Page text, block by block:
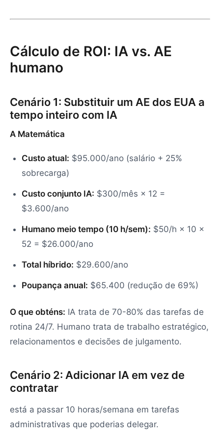
Cálculo de ROI: IA vs. AE
humano
Cenário 1: Substituir um AE dos EUA a
tempo inteiro com IA
A Matemática
Custo atual: $95.000/ano (salário + 25%
sobrecarga)
Custo conjunto IA: $300/mês × 12 =
$3.600/ano
Humano meio tempo (10 h/sem): $50/h × 10 ×
52 = $26.000/ano
Total híbrido: $29.600/ano
Poupança anual: $65.400 (redução de 69%)
O que obténs: IA trata de 70-80% das tarefas de
rotina 24/7. Humano trata de trabalho estratégico,
relacionamentos e decisões de julgamento.
Cenário 2: Adicionar IA em vez de
contratar
está a passar 10 horas/semana em tarefas
administrativas que poderias delegar.